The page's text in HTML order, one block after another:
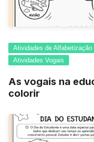
Atividades de Alfabetização
Atividades Vogais
As vogais na
colorir